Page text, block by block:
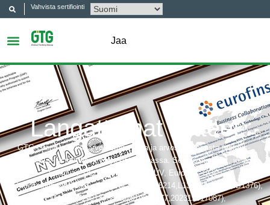
Vahvista sertifiointi
Jaa
Langattomat laitteet
GTG Group on yksi arvostetuimmista ja arvostetuimmista testaus-,
tarkastus- ja sertifiointiyrityksistä Kiinassa. Sertifiointielimet, joihin
kuuluvat: UL, ITS (Intertek), TÜV, Eurofins, CQC,
Akkreditointibobit, jotka sisältävät: CNAS(L6214,L13753,L18872,IB1376),
CMA(201819013768,202019014977,202319017087),